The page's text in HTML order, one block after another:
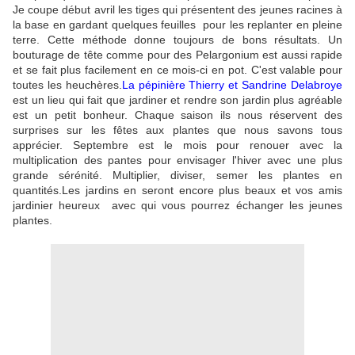
Je coupe début avril les tiges qui présentent des jeunes racines à
la base en gardant quelques feuilles pour les replanter en pleine
terre. Cette méthode donne toujours de bons résultats. Un
bouturage de tête comme pour des Pelargonium est aussi rapide
et se fait plus facilement en ce mois-ci en pot. C'est valable pour
toutes les heuchères. La pépinière Thierry et Sandrine Delabroye
est un lieu qui fait que jardiner et rendre son jardin plus agréable
est un petit bonheur. Chaque saison ils nous réservent des
surprises sur les fêtes aux plantes que nous savons tous
apprécier. Septembre est le mois pour renouer avec la
multiplication des pantes pour envisager l'hiver avec une plus
grande sérénité. Multiplier, diviser, semer les plantes en
quantités.Les jardins en seront encore plus beaux et vos amis
jardinier heureux avec qui vous pourrez échanger les jeunes
plantes.